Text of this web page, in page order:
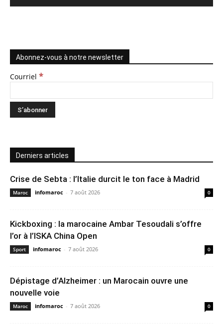
Abonnez-vous à notre newsletter
Courriel *
Derniers articles
Crise de Sebta : l’Italie durcit le ton face à Madrid
Maroc infomaroc - 7 août 2026 0
Kickboxing : la marocaine Ambar Tesoudali s’offre
l’or à l’ISKA China Open
Sport infomaroc - 7 août 2026 0
Dépistage d’Alzheimer : un Marocain ouvre une
nouvelle voie
Maroc infomaroc - 7 août 2026 0